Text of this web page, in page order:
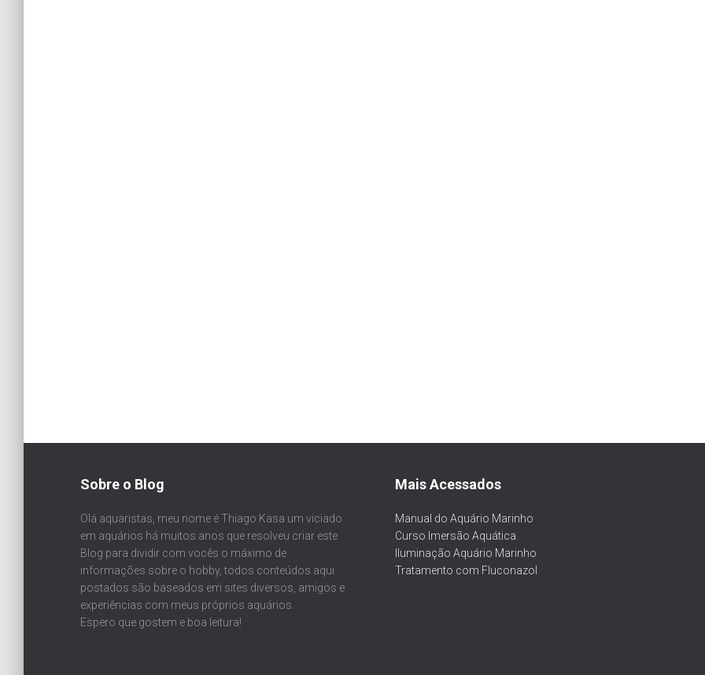
Sobre o Blog
Olá aquaristas, meu nome é Thiago Kasa um viciado
em aquários há muitos anos que resolveu criar este
Blog para dividir com vocês o máximo de
informações sobre o hobby, todos conteúdos aqui
postados são baseados em sites diversos, amigos e
experiências com meus próprios aquários.
Espero que gostem e boa leitura!
Mais Acessados
Manual do Aquário Marinho
Curso Imersão Aquática
Iluminação Aquário Marinho
Tratamento com Fluconazol